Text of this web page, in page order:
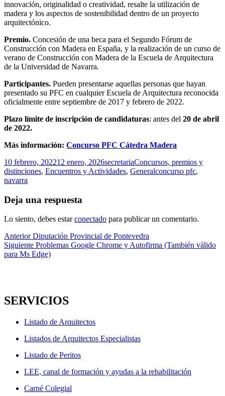
innovación, originalidad o creatividad, resalte la utilización de
madera y los aspectos de sostenibilidad dentro de un proyecto
arquitectónico.
Premio. Concesión de una beca para el Segundo Fórum de
Construcción con Madera en España, y la realización de un curso de
verano de Construcción con Madera de la Escuela de Arquitectura
de la Universidad de Navarra.
Participantes. Pueden presentarse aquellas personas que hayan
presentado su PFC en cualquier Escuela de Arquitectura reconocida
oficialmente entre septiembre de 2017 y febrero de 2022.
Plazo límite de inscripción de candidaturas: antes del 20 de abril
de 2022.
Más información: Concurso PFC Cátedra Madera
Publicado
el
10 febrero, 202212 enero, 2026Autor
secretariaCategorías
Concursos, premios y
distinciones, Encuentros y Actividades, GeneralEtiquetas
concurso pfc,
navarra
Deja una respuesta
Lo siento, debes estarconectado para publicar un comentario.
Navegación
de
Anterior Entrada
anterior:
Diputación Provincial de Pontevedra
Siguiente Entrada
siguiente:
Problemas Google Chrome y Autofirma (También válido
para Ms Edge)
SERVICIOS
Listado de Arquitectos
Listados de Arquitectos Especialistas
Listado de Peritos
LEE, canal de formación y ayudas a la rehabilitación
Carné Colegial